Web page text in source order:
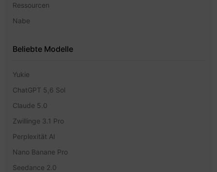
Ressourcen
Nabe
Beliebte Modelle
Yukie
ChatGPT 5,6 Sol
Claude 5.0
Zwillinge 3.1 Pro
Perplexität AI
Nano Banane Pro
Seedance 2.0